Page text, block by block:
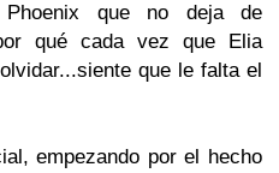
Phoenix que no deja de
qué cada vez que Elia
que le falta el
empezando por el hecho